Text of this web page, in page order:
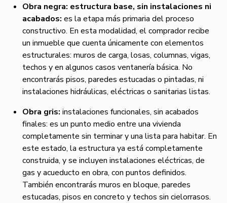
Obra negra: estructura base, sin instalaciones ni
acabados: es la etapa más primaria del proceso
constructivo. En esta modalidad, el comprador recibe
un inmueble que cuenta únicamente con elementos
estructurales: muros de carga, losas, columnas, vigas,
techos y en algunos casos ventanería básica. No
encontrarás pisos, paredes estucadas o pintadas, ni
instalaciones hidráulicas, eléctricas o sanitarias listas.
Obra gris: instalaciones funcionales, sin acabados
finales: es un punto medio entre una vivienda
completamente sin terminar y una lista para habitar. En
este estado, la estructura ya está completamente
construida, y se incluyen instalaciones eléctricas, de
gas y acueducto en obra, con puntos definidos.
También encontrarás muros en bloque, paredes
estucadas, pisos en concreto y techos sin cielorrasos.